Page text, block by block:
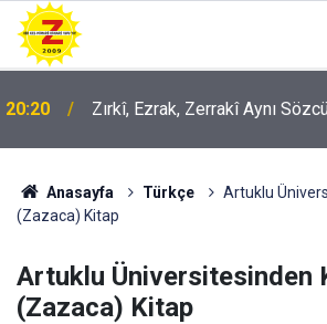
09:56 Ji Zilma Partîzanan
Anasayfa Türkçe
Artuklu
(Zazaca) Kitap
Artuklu Üniversitesinden
(Zazaca) Kitap